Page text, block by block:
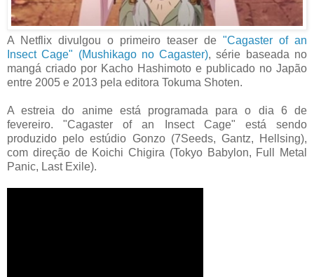
A Netflix divulgou o primeiro teaser de "Cagaster of an
Insect Cage" (Mushikago no Cagaster), série baseada no
mangá criado por Kacho Hashimoto e publicado no Japão
entre 2005 e 2013 pela editora Tokuma Shoten.
A estreia do anime está programada para o dia 6 de
fevereiro. "Cagaster of an Insect Cage" está sendo
produzido pelo estúdio Gonzo (7Seeds, Gantz, Hellsing),
com direção de Koichi Chigira (Tokyo Babylon, Full Metal
Panic, Last Exile).